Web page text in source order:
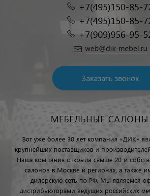
+7(495)150-85-
+7(495)150-85-
+7(909)956-95-
web@dik-mebel.ru
Заказать звонок
МЕБЕЛЬНЫЕ
Вот уже более 30 лет компания «ДИК»
крупнейших поставщиков и
Наша компания открыла свыше 20-и
салонов в Москве и регионах, а также
дилерскую сеть по РФ. Мы являемся
дистрибьюторами ведущих российских